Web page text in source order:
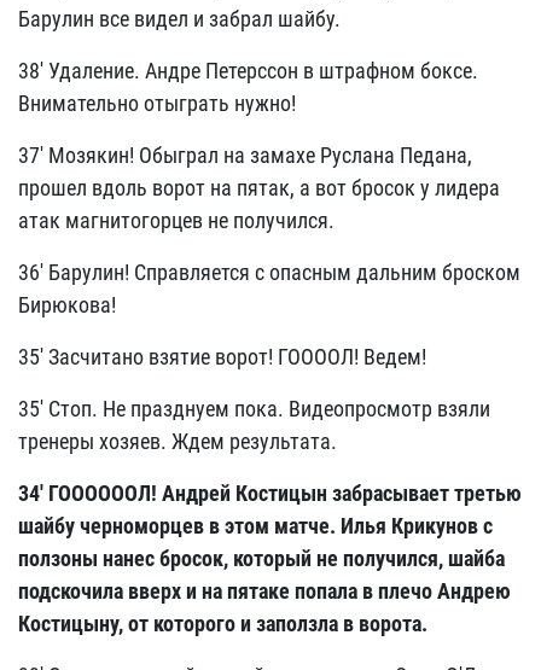
Барулин все видел и забрал шайбу.
38' Удаление. Андре Петерссон в штрафном боксе.
Внимательно отыграть нужно!
37' Мозякин! Обыграл на замахе Руслана Педана,
прошел вдоль ворот на пятак, а вот бросок у лидера
атак магнитогорцев не получился.
36' Барулин! Справляется с опасным дальним броском
Бирюкова!
35' Засчитано взятие ворот! ГООООЛ! Ведем!
35' Стоп. Не празднуем пока. Видеопросмотр взяли
тренеры хозяев. Ждем результата.
34' ГООООООЛ! Андрей Костицын забрасывает третью
шайбу черноморцев в этом матче. Илья Крикунов с
ползоны нанес бросок, который не получился, шайба
подскочила вверх и на пятаке попала в плечо Андрею
Костицыну, от которого и заползла в ворота.